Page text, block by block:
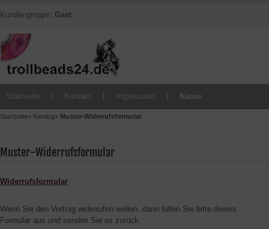
Kundengruppe: Gast
Startseite Kontakt Impressum Kasse
Startseite» Katalog» Muster-Widerrufsformular
Muster-Widerrufsformular
Widerrufsformular
Wenn Sie den Vertrag widerrufen wollen, dann füllen Sie bitte dieses
Formular aus und senden Sie es zurück.